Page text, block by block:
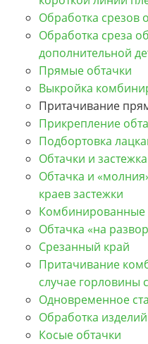
Обработка срезов
Обработка среза
дополнительной
Прямые обтачки
Выкройка
Притачивание
Прикрепление
Подбортовка
Обтачки и
Обтачка и
краев застежки
Комбинированные
Обтачка «на
Срезанный край
Притачивание
случае горловины
Одновременное
Обработка
Косые обтачки